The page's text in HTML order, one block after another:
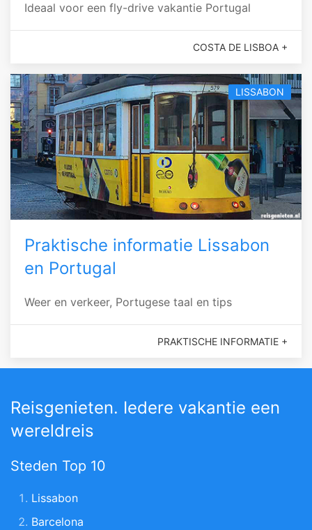
Ideaal voor een fly-drive vakantie Portugal
COSTA DE LISBOA +
LISSABON
Praktische informatie Lissabon
en Portugal
Weer en verkeer, Portugese taal en tips
PRAKTISCHE INFORMATIE +
Reisgenieten. Iedere vakantie een
wereldreis
Steden Top 10
Lissabon
Barcelona